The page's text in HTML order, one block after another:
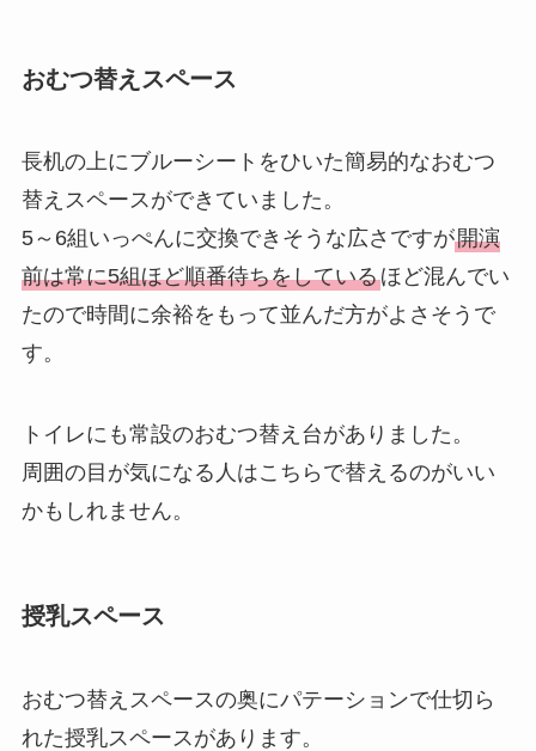
おむつ替えスペース
長机の上にブルーシートをひいた簡易的なおむつ
替えスペースができていました。
5～6組いっぺんに交換できそうな広さですが開演
前は常に5組ほど順番待ちをしているほど混んでい
たので時間に余裕をもって並んだ方がよさそうで
す。
トイレにも常設のおむつ替え台がありました。
周囲の目が気になる人はこちらで替えるのがいい
かもしれません。
授乳スペース
おむつ替えスペースの奥にパテーションで仕切ら
れた授乳スペースがあります。